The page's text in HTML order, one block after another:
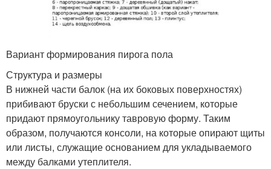
Вариант формирования пирога пола
Структура и размеры
В нижней части балок (на их боковых поверхностях)
прибивают бруски с небольшим сечением, которые
придают прямоугольнику тавровую форму. Таким
образом, получаются консоли, на которые опирают щиты
или листы, служащие основанием для укладываемого
между балками утеплителя.